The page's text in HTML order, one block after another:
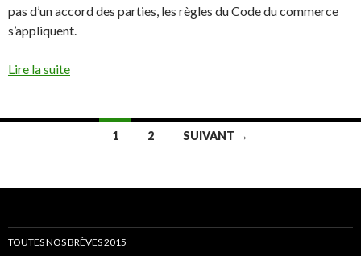
pas d’un accord des parties, les règles du Code du commerce
s’appliquent.
Lire la suite
articles
1 2 SUIVANT →
TOUTES NOS BRÈVES 2015